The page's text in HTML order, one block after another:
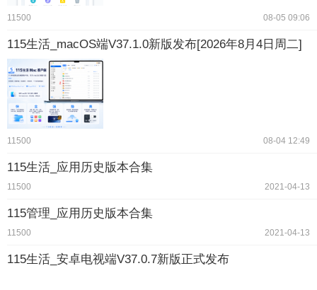
11500 08-05 09:06
115生活_macOS端V37.1.0新版发布[2026年8月4日周二]
11500 08-04 12:49
115生活_应用历史版本合集
11500 2021-04-13
115管理_应用历史版本合集
11500 2021-04-13
115生活_安卓电视端V37.0.7新版正式发布